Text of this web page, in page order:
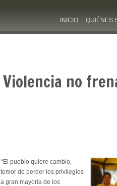
INICIO QUIÉNES
no
pueblo quiere cambio,
de perder los privilegios
gran mayoría de los